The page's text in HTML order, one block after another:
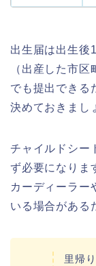
出生届は出生後
（出産した市
でも提出できる
決めておきまし
チャイルドシー
ず必要になりま
カーディーラー
いる場合がある
里帰